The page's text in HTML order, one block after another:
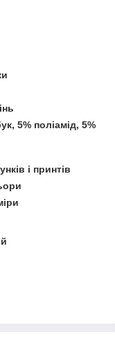
5% поліамід, 5%
і принтів